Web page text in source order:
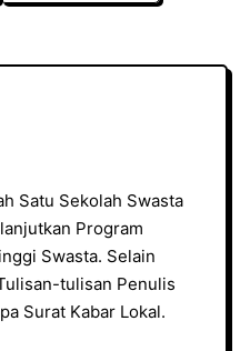
Satu Sekolah Swasta
Program
Swasta. Selain
tulisan Penulis
Surat Kabar Lokal.